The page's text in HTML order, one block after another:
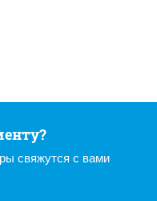
свяжутся с вами